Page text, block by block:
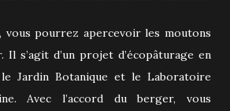
vous pourrez apercevoir les moutons
s’agit d’un projet d’écopâturage en
Jardin Botanique et le Laboratoire
Avec l’accord du berger, vous